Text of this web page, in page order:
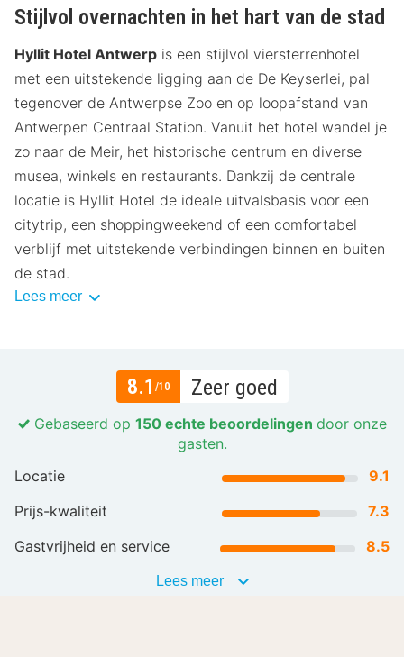
Stijlvol overnachten in het hart van de stad
Hyllit Hotel Antwerp is een stijlvol viersterrenhotel
met een uitstekende ligging aan de De Keyserlei, pal
tegenover de Antwerpse Zoo en op loopafstand van
Antwerpen Centraal Station. Vanuit het hotel wandel je
zo naar de Meir, het historische centrum en diverse
musea, winkels en restaurants. Dankzij de centrale
locatie is Hyllit Hotel de ideale uitvalsbasis voor een
citytrip, een shoppingweekend of een comfortabel
verblijf met uitstekende verbindingen binnen en buiten
de stad.
Lees meer
8.1 /10 Zeer goed
Gebaseerd op 150 echte beoordelingen door onze
gasten.
Locatie
9.1
Prijs-kwaliteit
7.3
Gastvrijheid en service
8.5
Lees meer